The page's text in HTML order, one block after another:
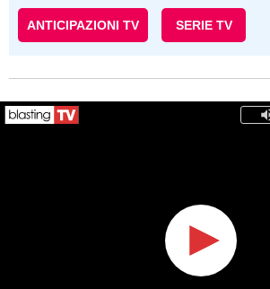
ANTICIPAZIONI TV SERIE TV